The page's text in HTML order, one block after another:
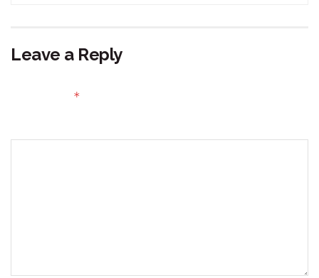
Leave a Reply
*